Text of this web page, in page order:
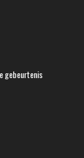
gebeurtenis